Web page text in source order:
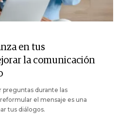
en tus
la comunicación
durante las
el mensaje es una
tus diálogos.